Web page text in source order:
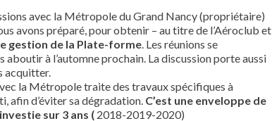
avec la Métropole du Grand Nancy (propriétaire)
avons préparé, pour obtenir – au titre de l’Aéroclub et
gestion de la Plate-forme. Les réunions se
aboutir à l’automne prochain. La discussion porte aussi
acquitter.
la Métropole traite des travaux spécifiques à
afin d’éviter sa dégradation. C’est une enveloppe de
sur 3 ans ( 2018-2019-2020)